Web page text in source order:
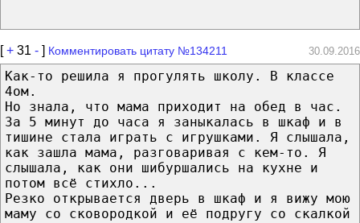
[+ 31 - ] Комментировать цитату №134211 30.09.2016
Как-то решила я прогулять школу. В классе
4ом.
Но знала, что мама приходит на обед в час.
За 5 минут до часа я заныкалась в шкаф и в
тишине стала играть с игрушками. Я слышала,
как зашла мама, разговаривая с кем-то. Я
слышала, как они шибуршались на кухне и
потом всё стихло...
Резко открывается дверь в шкаф и я вижу мою
маму со сковородкой и её подругу со скалкой